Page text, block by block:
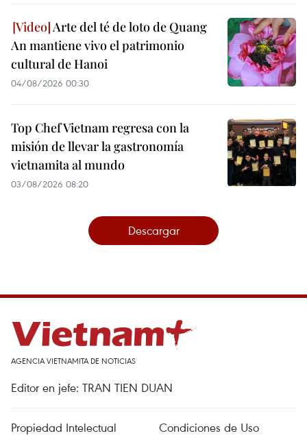
Arte del té de loto de Quang
An mantiene vivo el patrimonio
cultural de Hanoi
04/08/2026 00:30
Top Chef Vietnam regresa con la
misión de llevar la gastronomía
vietnamita al mundo
03/08/2026 08:20
Descargar
AGENCIA VIETNAMITA DE NOTICIAS
Editor en jefe: TRAN TIEN DUAN
Propiedad Intelectual Condiciones de Uso